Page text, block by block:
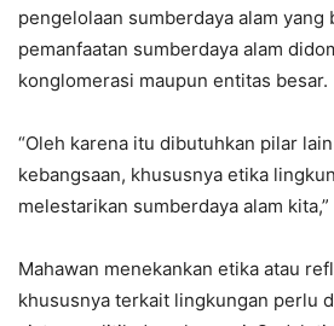
pengelolaan sumberdaya alam
pemanfaatan sumberdaya alam
konglomerasi maupun entitas besar.
“Oleh karena itu dibutuhkan pilar
kebangsaan, khususnya etika
melestarikan sumberdaya alam
Mahawan menekankan etika atau
khususnya terkait lingkungan perlu